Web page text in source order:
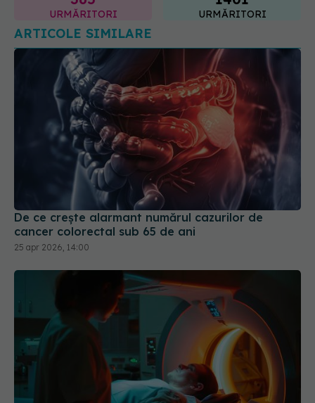
URMĂRITORI URMĂRITORI
ARTICOLE SIMILARE
De ce crește alarmant numărul cazurilor de
cancer colorectal sub 65 de ani
25 apr 2026, 14:00